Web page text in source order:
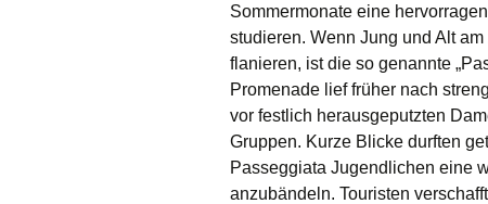
Sommermonate eine
studieren. Wenn Jung und Alt
flanieren, ist die so genannte
Promenade lief früher nach
vor festlich herausgeputzten
Gruppen. Kurze Blicke durften
Passeggiata Jugendlichen eine
anzubändeln. Touristen